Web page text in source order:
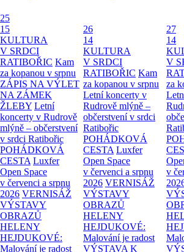
25
15
KULTURA
V SRDCI
RATIBOŘIC Kam
za kopanou v srpnu
ZÁPIS NA VÝLET
NA ZÁMEK
ŽLEBY Letní
koncerty v Rudrově
mlýně – občerstvení
v srdci Ratibořic
POHÁDKOVÁ
CESTA Luxfer
Open Space
v červenci a srpnu
2026 VERNISÁŽ
VÝSTAVY
OBRAZŮ
HELENY
HEJDUKOVÉ:
Malování je radost
26
14
KULTURA
V SRDCI
RATIBOŘIC Kam
za kopanou v srpnu
Letní koncerty v
Rudrově mlýně –
občerstvení v srdci
Ratibořic
POHÁDKOVÁ
CESTA Luxfer
Open Space
v červenci a srpnu
2026 VERNISÁŽ
VÝSTAVY
OBRAZŮ
HELENY
HEJDUKOVÉ:
Malování je radost
VÝSTAVA K
27
14
V
za
v